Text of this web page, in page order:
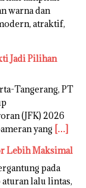
warna dan
atraktif,
Jadi Pilihan
Tangerang, PT
(JFK) 2026
yang […]
Lebih Maksimal
pada
lalu lintas,